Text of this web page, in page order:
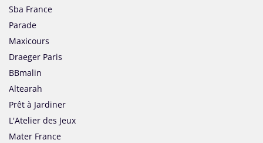
Sba France
Parade
Maxicours
Draeger Paris
BBmalin
Altearah
Prêt à Jardiner
L'Atelier des Jeux
Mater France